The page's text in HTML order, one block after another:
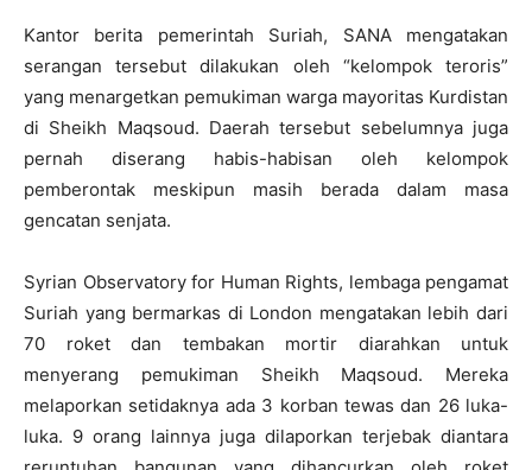
Kantor berita pemerintah Suriah, SANA mengatakan
serangan tersebut dilakukan oleh “kelompok teroris”
yang menargetkan pemukiman warga mayoritas Kurdistan
di Sheikh Maqsoud. Daerah tersebut sebelumnya juga
pernah diserang habis-habisan oleh kelompok
pemberontak meskipun masih berada dalam masa
gencatan senjata.
Syrian Observatory for Human Rights, lembaga pengamat
Suriah yang bermarkas di London mengatakan lebih dari
70 roket dan tembakan mortir diarahkan untuk
menyerang pemukiman Sheikh Maqsoud. Mereka
melaporkan setidaknya ada 3 korban tewas dan 26 luka-
luka. 9 orang lainnya juga dilaporkan terjebak diantara